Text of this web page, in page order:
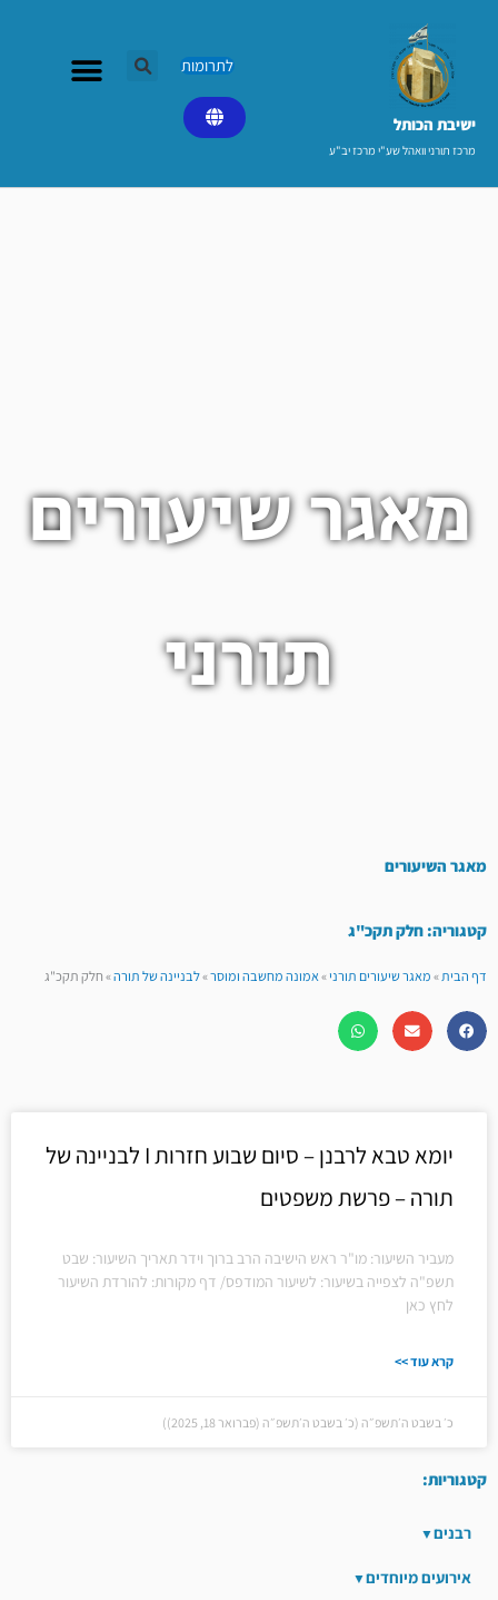
ישיבת הכותל​
מרכז תורני וואהל שע"י מרכז יב"ע
לתרומות
מאגר שיעורים
תורני
מאגר השיעורים
קטגוריה: חלק תקכ"ג
דף הבית»מאגר שיעורים תורני»אמונה מחשבה ומוסר»לבניינה של תורה»חלק תקכ"ג
יומא טבא לרבנן – סיום שבוע חזרות I לבניינה של
תורה – פרשת משפטים
מעביר השיעור: מו"ר ראש הישיבה הרב ברוך וידר תאריך השיעור: שבט
תשפ"ה לצפייה בשיעור: לשיעור המודפס/ דף מקורות: להורדת השיעור
לחץ כאן
קרא עוד >>
כ׳ בשבט ה׳תשפ״ה (כ׳ בשבט ה׳תשפ״ה (פברואר 18, 2025))
קטגוריות:
רבנים
אירועים מיוחדים